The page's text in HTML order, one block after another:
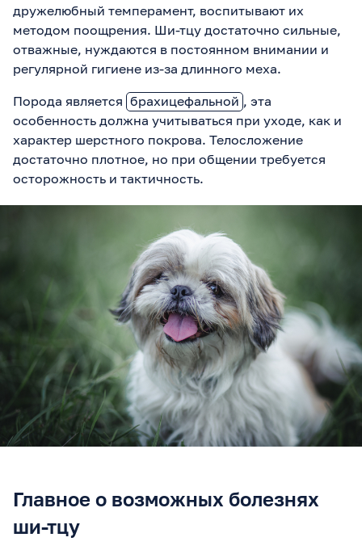
дружелюбный темперамент, воспитывают их
методом поощрения. Ши-тцу достаточно сильные,
отважные, нуждаются в постоянном внимании и
регулярной гигиене из-за длинного меха.
Порода является брахицефальной , эта
особенность должна учитываться при уходе, как и
характер шерстного покрова. Телосложение
достаточно плотное, но при общении требуется
осторожность и тактичность.
Главное о возможных болезнях
ши-тцу